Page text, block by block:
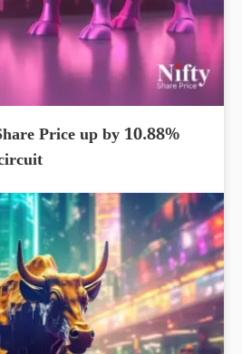
Price up by 10.88%